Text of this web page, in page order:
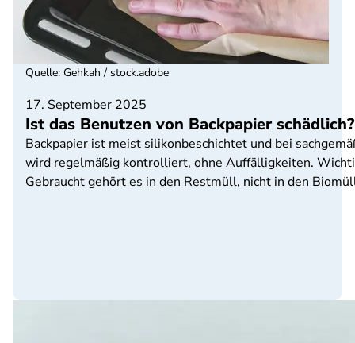
17. September 2025
Ist das Benutzen von Backpapier schädlich?
Backpapier ist meist silikonbeschichtet und bei
wird regelmäßig kontrolliert, ohne Auffälligkeiten.
Gebraucht gehört es in den Restmüll, nicht in den
Quelle: Gehkah / stock.adobe